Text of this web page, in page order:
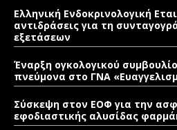
Ελληνική Ενδοκρινολογική
αντιδράσεις για τη
εξετάσεων
Έναρξη ογκολογικού
πνεύμονα στο ΓΝΑ
Σύσκεψη στον ΕΟΦ για την
εφοδιαστικής αλυσίδας